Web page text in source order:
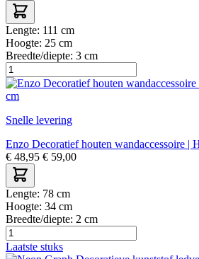
Lengte: 111 cm
Hoogte: 25 cm
Breedte/diepte: 3 cm
Snelle levering
Enzo Decoratief houten wandaccessoire |
€ 48,95 € 59,00
Lengte: 78 cm
Hoogte: 34 cm
Breedte/diepte: 2 cm
Laatste stuks